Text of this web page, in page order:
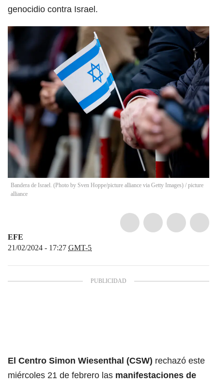
genocidio contra Israel.
Bandera de Israel. (Photo by Sven Hoppe/picture alliance via Getty Images) / picture
alliance
EFE
21/02/2024 - 17:27 GMT-5
El Centro Simon Wiesenthal (CSW) rechazó este
miércoles 21 de febrero las manifestaciones de